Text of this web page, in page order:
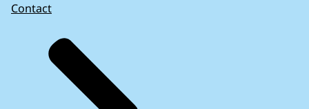
Contact